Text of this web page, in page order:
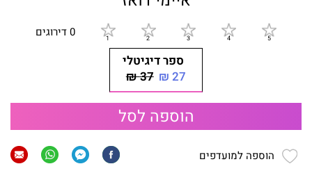
0 דירוגים
ספר דיגיטלי
27 ₪
37 ₪
הוספה לסל
הוספה למועדפים